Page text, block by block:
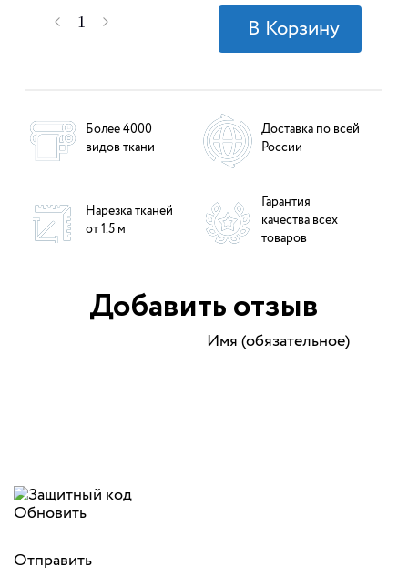
Более 4000
видов ткани
Доставка по всей
России
Нарезка тканей
от 1.5 м
Гарантия
качества всех
товаров
Добавить отзыв
Имя (обязательное)
Обновить
Отправить